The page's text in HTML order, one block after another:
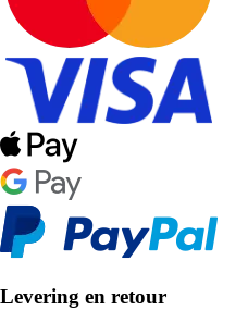
Levering en retour